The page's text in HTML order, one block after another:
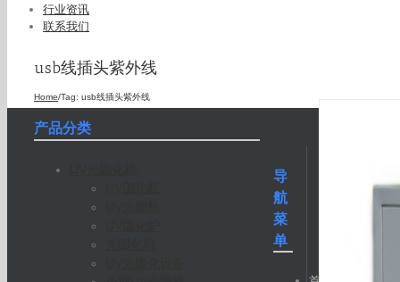
行业资讯
联系我们
usb线插头紫外线
Home/Tag: usb线插头紫外线
产品分类
导
航
菜
单